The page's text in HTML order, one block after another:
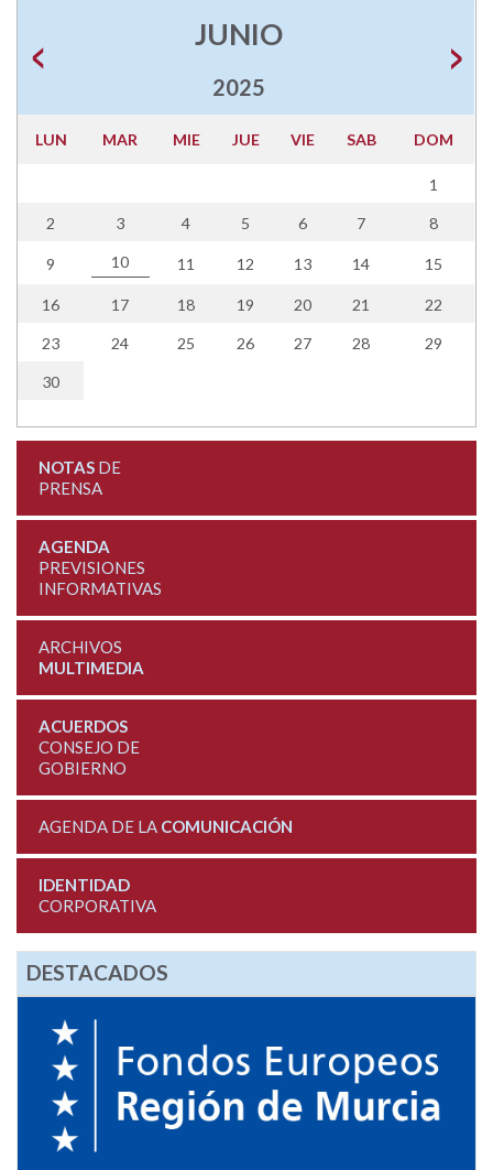
JUNIO
2025
LUN MAR MIE JUE VIE SAB DOM
1
2 3 4 5 6 7 8
9 10 11 12 13 14 15
16 17 18 19 20 21 22
23 24 25 26 27 28 29
30
NOTASDE
PRENSA
AGENDA
PREVISIONES
INFORMATIVAS
ARCHIVOS
MULTIMEDIA
ACUERDOS
CONSEJO DE
GOBIERNO
AGENDA DE LA COMUNICACIÓN
IDENTIDAD
CORPORATIVA
DESTACADOS